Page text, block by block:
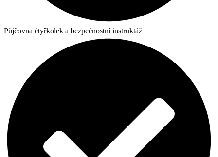
Půjčovna čtyřkolek a bezpečnostní instruktáž